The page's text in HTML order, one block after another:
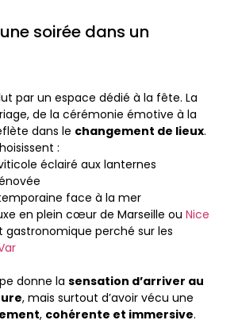
soirée dans un
par un espace dédié à la fête. La
de la cérémonie émotive à la
dans le changement de lieux.
:
éclairé aux lanternes
face à la mer
en plein cœur de Marseille ou Nice
gastronomique perché sur les
donne la sensation d’arriver au
, mais surtout d’avoir vécu une
, cohérente et immersive.